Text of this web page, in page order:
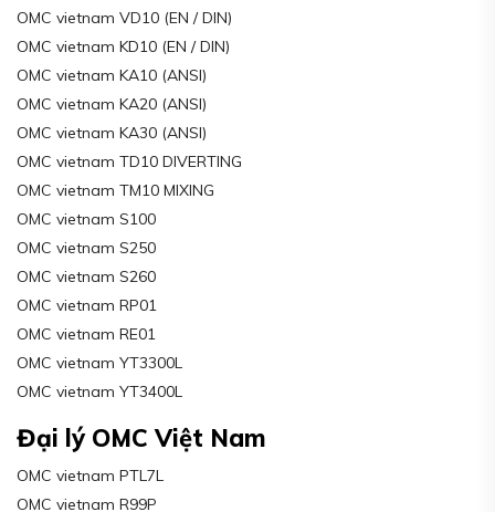
OMC vietnam VD10 (EN / DIN)
OMC vietnam KD10 (EN / DIN)
OMC vietnam KA10 (ANSI)
OMC vietnam KA20 (ANSI)
OMC vietnam KA30 (ANSI)
OMC vietnam TD10 DIVERTING
OMC vietnam TM10 MIXING
OMC vietnam S100
OMC vietnam S250
OMC vietnam S260
OMC vietnam RP01
OMC vietnam RE01
OMC vietnam YT3300L
OMC vietnam YT3400L
Đại lý OMC Việt Nam
OMC vietnam PTL7L
OMC vietnam R99P